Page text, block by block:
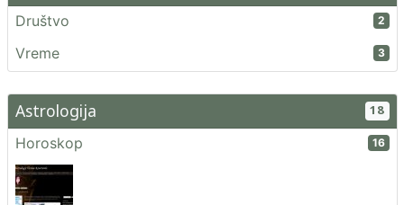
Društvo 2
Vreme 3
Astrologija 18
Horoskop 16